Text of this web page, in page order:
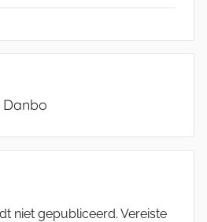
niet gepubliceerd. Vereiste